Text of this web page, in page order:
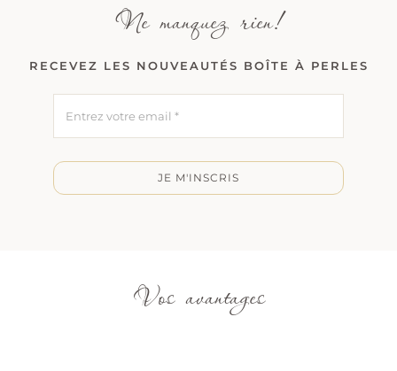
Ne manquez rien!
RECEVEZ LES NOUVEAUTÉS BOÎTE À PERLES
JE M'INSCRIS
Vos avantages